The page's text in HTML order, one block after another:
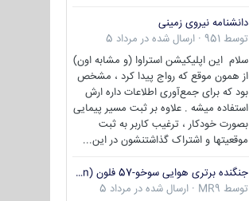
دانشنامه نیروی زمینی
توسط 951
· ارسال شده در مرداد 5
سلام این اپلیکیشن استراوا (و مشابه اون)
از همون موقع که رواج پیدا کرد ، مشخص
بود که برای جمع‌آوری اطلاعات داره ارش
استفاده میشه . علاوه بر ثبت مسیر پیمایی
بصورت خودکار ، ترغیب کاربر به ثبت
موقعیتها و اشتراک‌ گذاشتنشون در این...
جنگنده برتری هوایی سوخو-57 فلون (Su-57/Felon)
توسط MR9
· ارسال شده در مرداد 5